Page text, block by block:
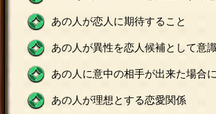
あの人が恋人に期待すること
あの人が異性を恋人候補として意
あの人に意中の相手が出来た場合
あの人が理想とする恋愛関係